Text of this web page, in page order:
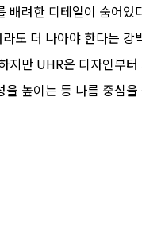
배려한 디테일이 숨어있
도 더 나아야 한다는 강
지만 UHR은 디자인부
을 높이는 등 나름 중심